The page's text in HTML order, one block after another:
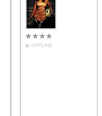
OFFLINE